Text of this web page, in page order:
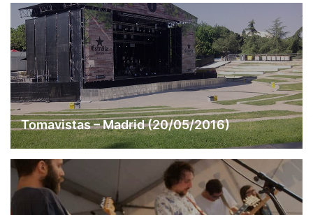
Tomavistas – Madrid (20/05/2016)